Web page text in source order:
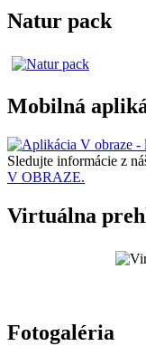
Natur pack
Mobilná
Sledujte informácie z
V OBRAZE.
Virtuálna
Fotogaléria